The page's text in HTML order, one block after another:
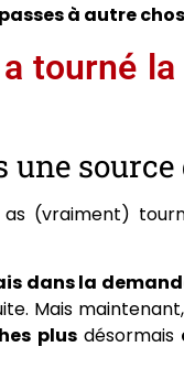
à autre
tourné
une source
as (vraiment)
dans la
Mais
plusdésormais